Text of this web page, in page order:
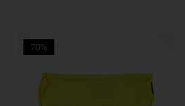
70%